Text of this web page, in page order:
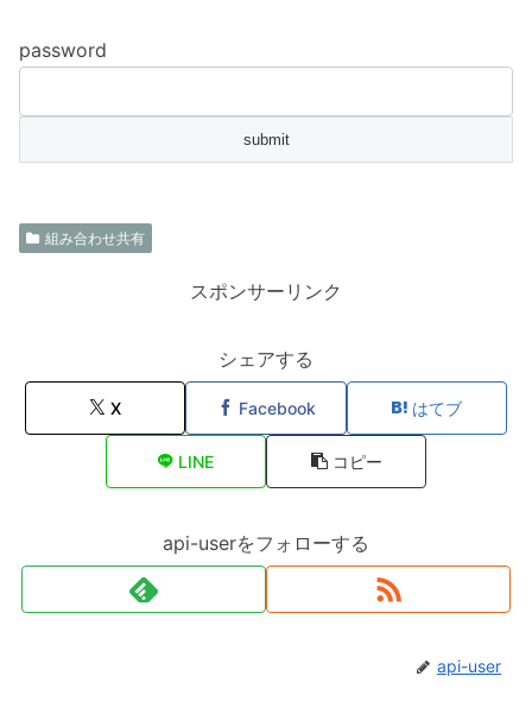
password
組み合わせ共有
スポンサーリンク
シェアする
X Facebook はてブ
LINE コピー
api-userをフォローする
api-user